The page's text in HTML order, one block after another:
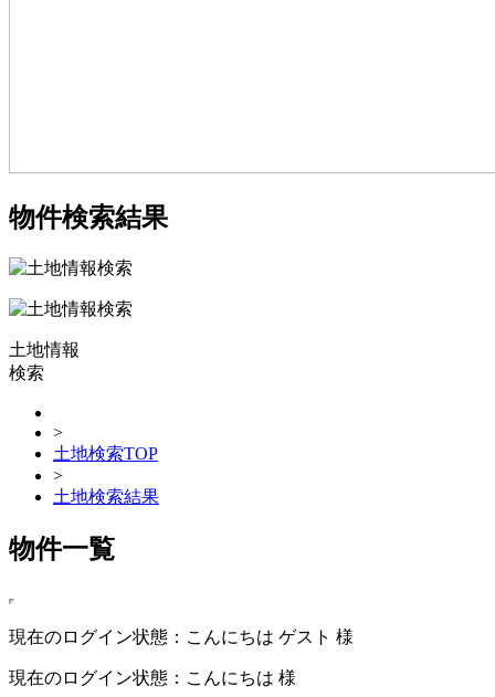
物件検索結果
土地情報
検索
>
土地検索TOP
>
土地検索結果
物件一覧
現在のログイン状態：こんにちは ゲスト 様
現在のログイン状態：こんにちは 様